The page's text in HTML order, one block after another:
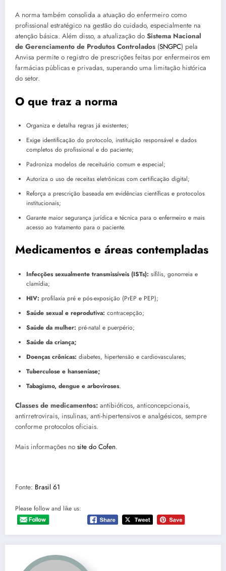
A norma também consolida a atuação do enfermeiro como
profissional estratégico na gestão do cuidado, especialmente na
atenção básica. Além disso, a atualização do Sistema Nacional
de Gerenciamento de Produtos Controlados (SNGPC) pela
Anvisa permite o registro de prescrições feitas por enfermeiros em
farmácias públicas e privadas, superando uma limitação histórica
do setor.
O que traz a norma
Organiza e detalha regras já existentes;
Exige identificação do protocolo, instituição responsável e dados
completos do profissional e do paciente;
Padroniza modelos de receituário comum e especial;
Autoriza o uso de receitas eletrônicas com certificação digital;
Reforça a prescrição baseada em evidências científicas e protocolos
institucionais;
Garante maior segurança jurídica e técnica para o enfermeiro e mais
acesso ao tratamento para o paciente.
Medicamentos e áreas contempladas
Infecções sexualmente transmissíveis (ISTs): sífilis, gonorreia e
clamídia;
HIV: profilaxia pré e pós-exposição (PrEP e PEP);
Saúde sexual e reprodutiva: contracepção;
Saúde da mulher: pré-natal e puerpério;
Saúde da criança;
Doenças crônicas: diabetes, hipertensão e cardiovasculares;
Tuberculose e hanseníase;
Tabagismo, dengue e arboviroses.
Classes de medicamentos: antibióticos, anticoncepcionais,
antirretrovirais, insulinas, anti-hipertensivos e analgésicos, sempre
conforme protocolos oficiais.
Mais informações no site do Cofen.
Fonte: Brasil 61
Please follow and like us: